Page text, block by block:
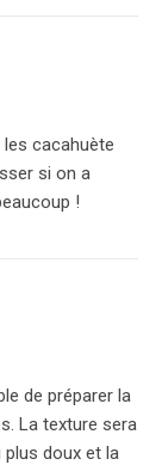
les cacahuète
si on a
!
de préparer la
La texture sera
plus doux et la